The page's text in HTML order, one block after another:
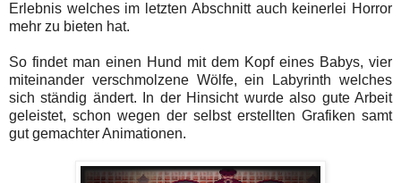
Erlebnis welches im letzten Abschnitt auch keinerlei Horror
mehr zu bieten hat.
So findet man einen Hund mit dem Kopf eines Babys, vier
miteinander verschmolzene Wölfe, ein Labyrinth welches
sich ständig ändert. In der Hinsicht wurde also gute Arbeit
geleistet, schon wegen der selbst erstellten Grafiken samt
gut gemachter Animationen.